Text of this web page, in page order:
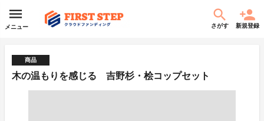
メニュー さがす 新規登録
商品
木の温もりを感じる 吉野杉・桧コップセット